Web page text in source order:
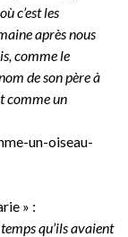
c’est les
après nous
comme le
de son père à
comme un
un-oiseau-
» :
qu’ils avaient